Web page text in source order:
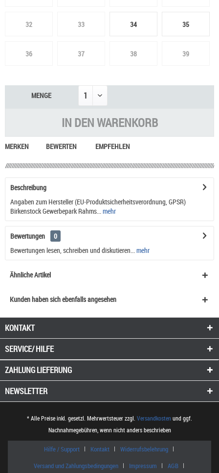
32 33 34 35
36 37 38 39
MENGE
IN DENWARENKORB
MERKEN BEWERTEN EMPFEHLEN
Beschreibung
Angaben zum Hersteller (EU-Produktsicherheitsverordnung, GPSR)
Birkenstock Gewerbepark Rahms...
mehr
Bewertungen
0
Bewertungen lesen, schreiben und diskutieren...
mehr
Ähnliche Artikel
Kunden haben sich ebenfalls angesehen
KONTAKT
SERVICE/ HILFE
ZAHLUNGLIEFERUNG
NEWSLETTER
* Alle Preise inkl. gesetzl. Mehrwertsteuer zzgl. Versandkosten und ggf.
Nachnahmegebühren, wenn nicht anders beschrieben
Hilfe / Support Kontakt
Widerrufsbelehrung
Versand und Zahlungsbedingungen
Impressum AGB